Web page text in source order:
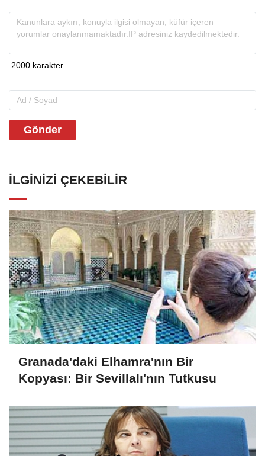
Gönder
İLGINIZI ÇEKEBILIR
Granada'daki Elhamra'nın Bir
Kopyası: Bir Sevillalı'nın Tutkusu